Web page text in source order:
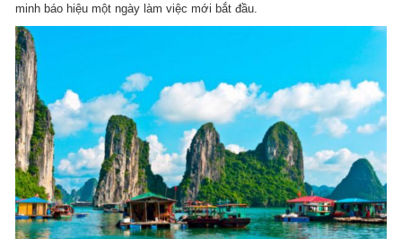
minh báo hiệu một ngày làm việc mới bắt đầu.